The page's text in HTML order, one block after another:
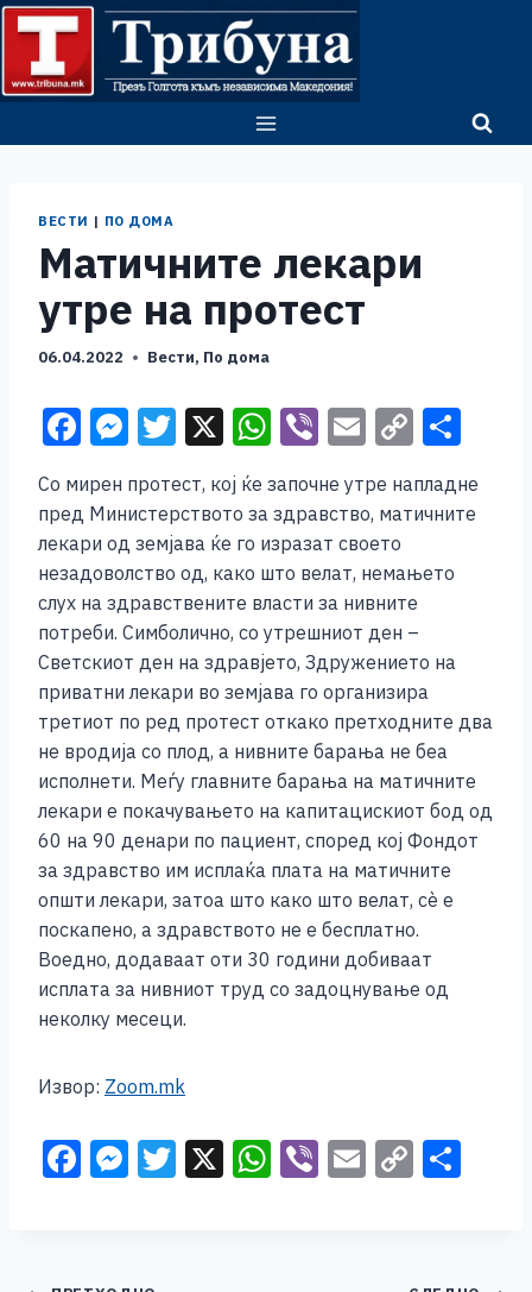
Skip
content
ВЕСТИ | ПО ДОМА
Матичните лекари
утре на протест
06.04.2022 Вести, По дома
F
c
e
b
o
o
k
M
ss
e
n
g
er
T
tt
er
X W
at
s
A
p
p
Vi
er
E
ai
l
C
p
Li
n
k
ar
Со мирен протест, кој ќе започне утре напладне
пред Министерството за здравство, матичните
лекари од земјава ќе го изразат своето
незадоволство од, како што велат, немањето
слух на здравствените власти за нивните
потреби. Симболично, со утрешниот ден –
Светскиот ден на здравјето, Здружението на
приватни лекари во земјава го организира
третиот по ред протест откако претходните два
не вродија со плод, а нивните барања не беа
исполнети. Меѓу главните барања на матичните
лекари е покачувањето на капитацискиот бод од
60 на 90 денари по пациент, според кој Фондот
за здравство им исплаќа плата на матичните
општи лекари, затоа што како што велат, сè е
поскапено, а здравството не е бесплатно.
Воедно, додаваат оти 30 години добиваат
исплата за нивниот труд со задоцнување од
неколку месеци.
Извор: Zoom.mk
F M T X W Vi E C